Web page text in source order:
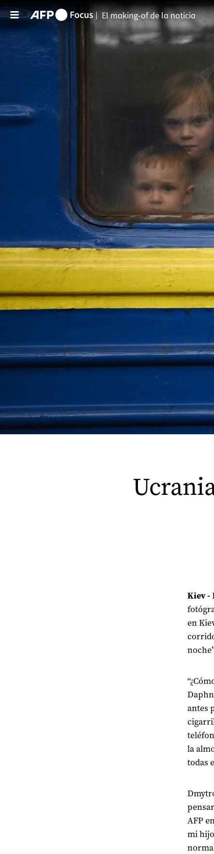
Pasar al contenido principal
El making-of de la noticia
Kiev -
en
antes
la
todas
AFP
mi